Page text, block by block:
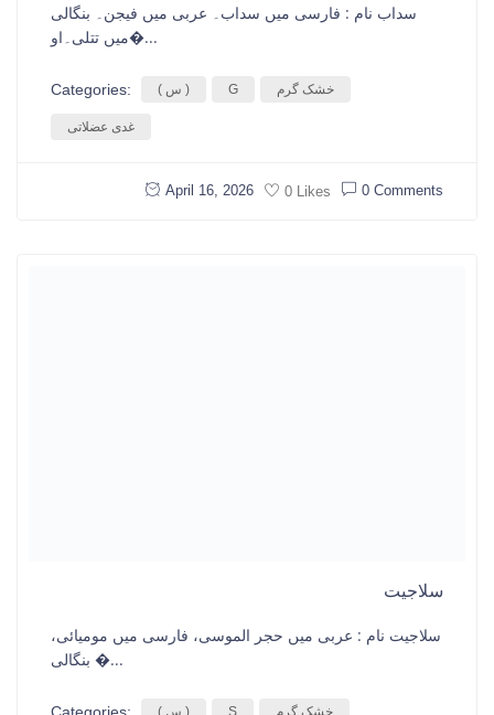
سداب نام : فارسی میں سداب۔ عربی میں فیجن۔ بنگالی
میں تتلی۔او�...
Categories: ( س ) G خشک گرم
غدی عضلاتی
April 16, 2026 0 Likes 0 Comments
سلاجیت
سلاجیت نام : عربی میں حجر الموسی، فارسی میں مومیائی،
بنگالی �...
( س ) S خشک گرم